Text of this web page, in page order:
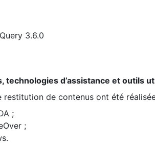
3.6.0
technologies d’assistance et outils
restitution de contenus ont été
;
;